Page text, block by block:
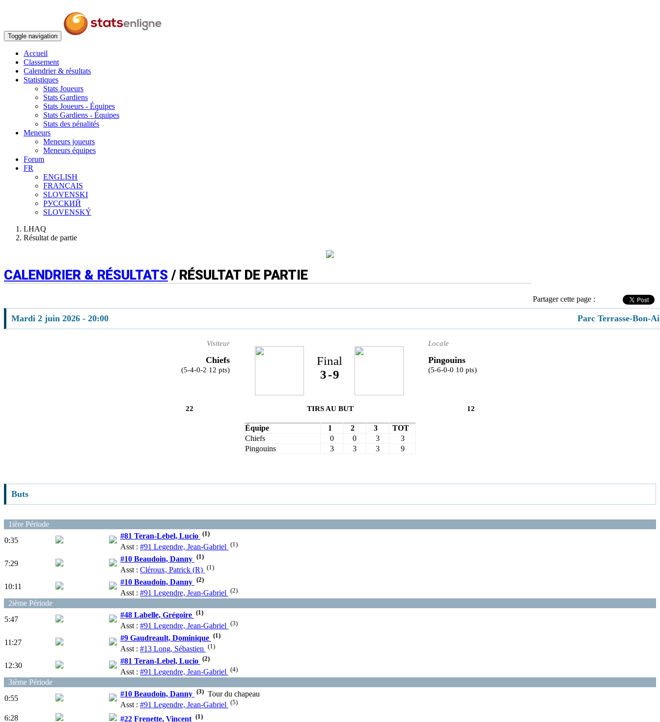
Toggle navigation
Accueil
Classement
Calendrier & résultats
Statistiques
Stats Joueurs
Stats Gardiens
Stats Joueurs - Équipes
Stats Gardiens - Équipes
Stats des pénalités
Meneurs
Meneurs joueurs
Meneurs équipes
Forum
FR
ENGLISH
FRANÇAIS
SLOVENSKI
РУССКИЙ
SLOVENSKÝ
LHAQ
Résultat de partie
CALENDRIER & RÉSULTATS / RÉSULTAT DE PARTIE
Partager cette page :
Mardi 2 juin 2026 - 20:00 Parc Terrasse-Bon-
Visiteur
Chiefs
(5-4-0-2 12 pts)
Final
3-9
Locale
Pingouins
(5-6-0-0 10 pts)
22 TIRS AU BUT 12
Équipe 1 2 3
TOT
Chiefs
0 0 3
3
Pingouins
3 3 3 9
Buts
1ière Période
0:35
#81 Teran-Lebel, Lucio (1)
Asst : #91 Legendre, Jean-Gabriel (1)
7:29
#10 Beaudoin, Danny (1)
Asst : Cléroux, Patrick (R) (1)
10:11
#10 Beaudoin, Danny (2)
Asst : #91 Legendre, Jean-Gabriel (2)
2ième Période
5:47
#48 Labelle, Grégoire (1)
Asst : #91 Legendre, Jean-Gabriel (3)
11:27
#9 Gaudreault, Dominique (1)
Asst : #13 Long, Sébastien (1)
12:30
#81 Teran-Lebel, Lucio (2)
Asst : #91 Legendre, Jean-Gabriel (4)
3ième Période
0:55
#10 Beaudoin, Danny (3) Tour du chapeau
Asst : #91 Legendre, Jean-Gabriel (5)
6:28 #22 Frenette, Vincent (1)